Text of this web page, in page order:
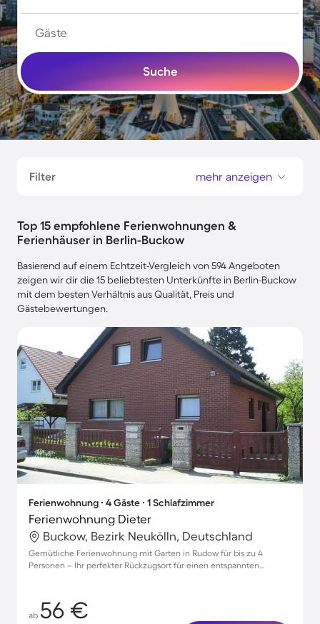
Gäste
Suche
Filter mehr anzeigen
Top 15 empfohlene Ferienwohnungen &
Ferienhäuser in Berlin-Buckow
Basierend auf einem Echtzeit-Vergleich von 594 Angeboten
zeigen wir dir die 15 beliebtesten Unterkünfte in Berlin-Buckow
mit dem besten Verhältnis aus Qualität, Preis und
Gästebewertungen.
Ferienwohnung ∙ 4 Gäste ∙ 1 Schlafzimmer
Ferienwohnung Dieter
Buckow, Bezirk Neukölln, Deutschland
Gemütliche Ferienwohnung mit Garten in Rudow für bis zu 4
Personen – Ihr perfekter Rückzugsort für einen entspannten
ab 56 €